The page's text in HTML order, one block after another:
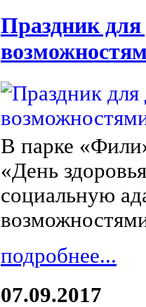
Праздник
В парке
«День
социальную
подробнее...
07.09.2017